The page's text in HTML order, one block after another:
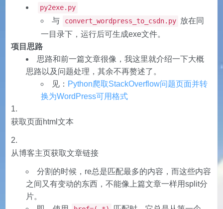
py2exe.py
与 convert_wordpress_to_csdn.py 放在同
一目录下，运行后可生成exe文件。
项目思路
思路和前一篇文章很像，我这里就介绍一下大概
思路以及问题处理，其余不再赘述了。
见： Python爬取StackOverflow问题页面并转
换为WordPress可用格式
获取页面html文本
从博客主页获取文章链接
分割的时候，re总是匹配最多的内容，而这些内容
之间又有变动的东西，不能像上篇文章一样用split分
片。